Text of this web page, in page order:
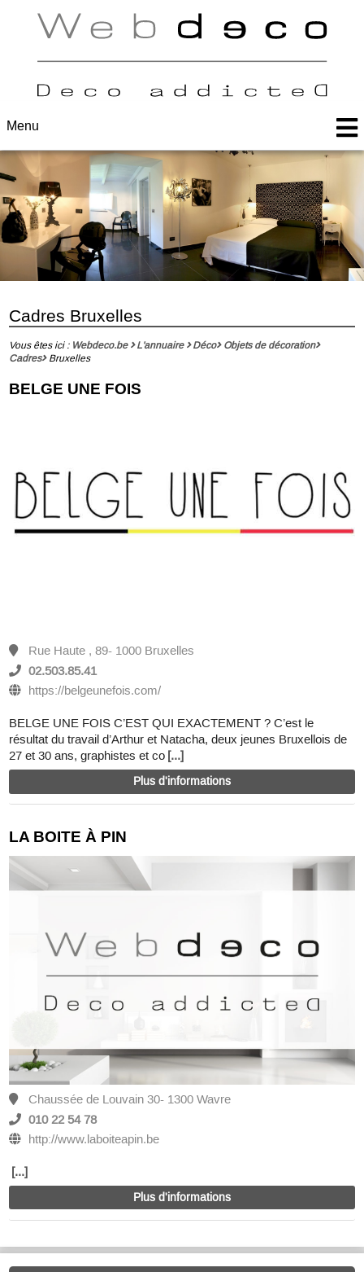
Menu
Cadres Bruxelles
Vous êtes ici : Webdeco.be L'annuaire Déco
Objets de décoration
Cadres
Bruxelles
BELGE UNE FOIS
Rue Haute , 89- 1000 Bruxelles
02.503.85.41
https://belgeunefois.com/
BELGE UNE FOIS C’EST QUI EXACTEMENT ? C’est le
résultat du travail d’Arthur et Natacha, deux jeunes Bruxellois de
27 et 30 ans, graphistes et co [...]
Plus d'informations
LA BOITE À PIN
Chaussée de Louvain 30- 1300 Wavre
010 22 54 78
http://www.laboiteapin.be
[...]
Plus d'informations